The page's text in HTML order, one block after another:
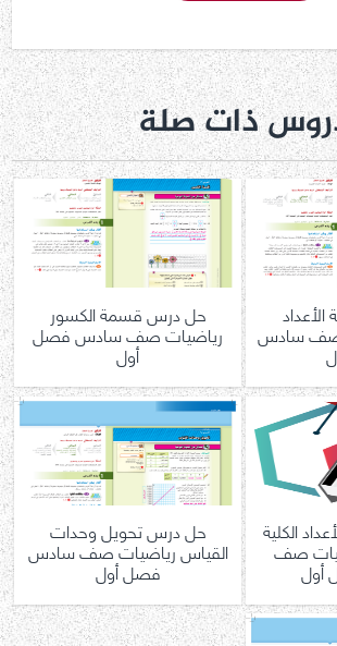
ذات صلة
صف سادس
حل درس قسمة الكسور
رياضيات صف سادس فصل
أول
الكلية
صف
حل درس تحويل وحدات
القياس رياضيات صف سادس
فصل أول